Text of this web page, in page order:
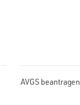
AVGS beantragen